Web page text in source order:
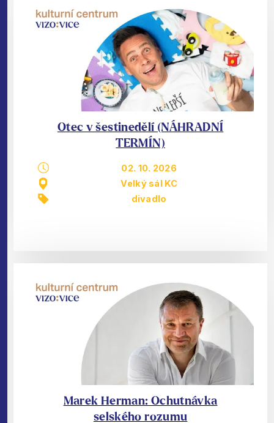
Otec v šestinedělí (NÁHRADNÍ
TERMÍN)
02. 10. 2026
Velký sál KC
divadlo
Marek Herman: Ochutnávka
selského rozumu